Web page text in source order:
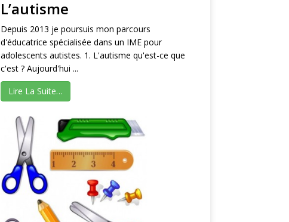
L’autisme
Depuis 2013 je poursuis mon parcours
d'éducatrice spécialisée dans un IME pour
adolescents autistes. 1. L'autisme qu'est-ce que
c'est ? Aujourd'hui ...
Lire La Suite…